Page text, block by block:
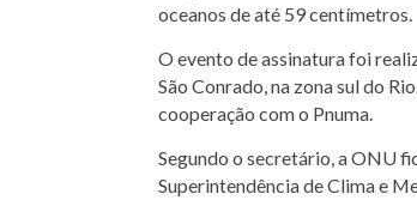
oceanos de até 59 centímetros.
O evento de assinatura foi
São Conrado, na zona sul do
cooperação com o Pnuma.
Segundo o secretário, a ONU
Superintendência de Clima e